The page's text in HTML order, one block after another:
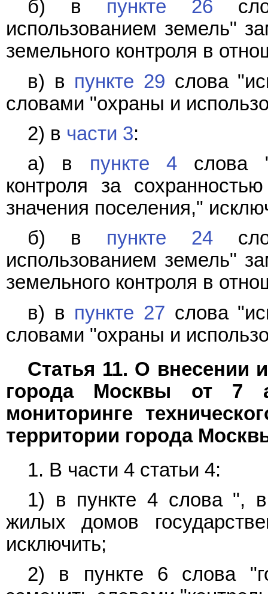
б) в пункте 26
использованием земель"
земельного контроля в
в) в пункте 29 слова
словами "охраны и
2) в части 3:
а) в пункте 4 слова
контроля за
значения поселения,"
б) в пункте 24
использованием земель"
земельного контроля в
в) в пункте 27 слова
словами "охраны и
Статья 11. О внесении
города Москвы от 7
мониторинге
территории города
1. В части 4 статьи 4:
1) в пункте 4слова ",
жилых домов
исключить;
2) в пункте 6 слова